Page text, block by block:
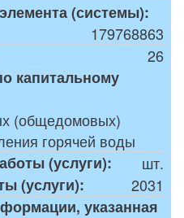
(системы):
179768863
26
капитальному
(общедомовых)
горячей воды
(услуги):
шт.
(услуги):
2031
указанная